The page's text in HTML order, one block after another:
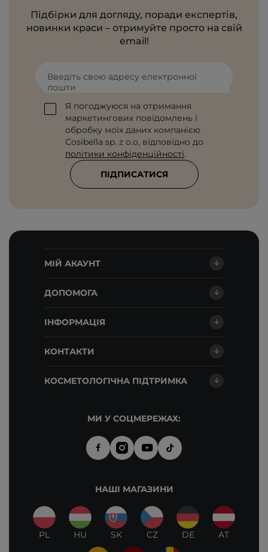
Підбірки для догляду, поради експертів,
новинки краси – отримуйте просто на свій
email!
Введіть свою адресу електронної
пошти
Я погоджуюся на отримання
маркетингових повідомлень і
обробку моїх даних компанією
Cosibella sp. z o.o, відповідно до
політики конфіденційності.
ПІДПИСАТИСЯ
МІЙ АКАУНТ
ДОПОМОГА
ІНФОРМАЦІЯ
КОНТАКТИ
КОСМЕТОЛОГІЧНА ПІДТРИМКА
МИ У СОЦМЕРЕЖАХ:
НАШІ МАГАЗИНИ
PL HU SK CZ DE AT